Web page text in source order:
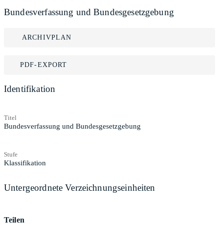
Bundesverfassung und Bundesgesetzgebung
ARCHIVPLAN
PDF-EXPORT
Identifikation
Titel
Bundesverfassung und Bundesgesetzgebung
Stufe
Klassifikation
Untergeordnete Verzeichnungseinheiten
Teilen